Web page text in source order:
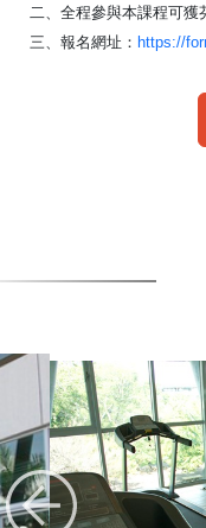
二、全程參與本課程可獲
三、報名網址： https://